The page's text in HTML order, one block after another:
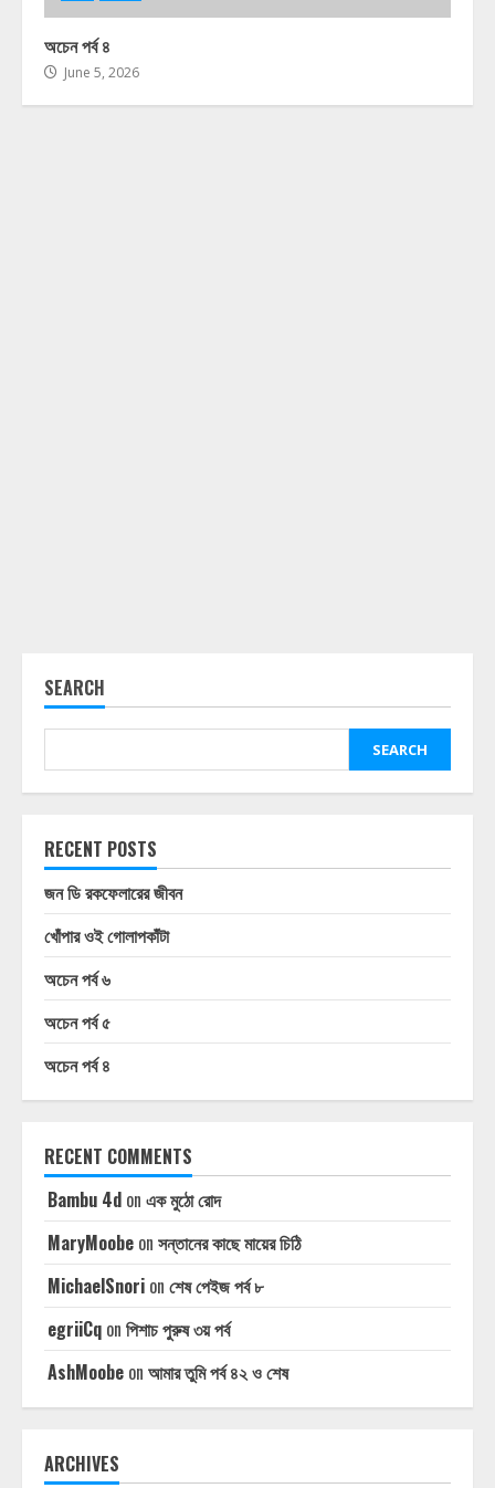
অচেন পর্ব ৪
June 5, 2026
SEARCH
SEARCH
RECENT POSTS
জন ডি রকফেলারের জীবন
খোঁপার ওই গোলাপকাঁটা
অচেন পর্ব ৬
অচেন পর্ব ৫
অচেন পর্ব ৪
RECENT COMMENTS
Bambu 4d on এক মুঠো রোদ
MaryMoobe on সন্তানের কাছে মায়ের চিঠি
MichaelSnori on শেষ পেইজ পর্ব ৮
egriiCq on পিশাচ পুরুষ ৩য় পর্ব
AshMoobe on আমার তুমি পর্ব ৪২ ও শেষ
ARCHIVES